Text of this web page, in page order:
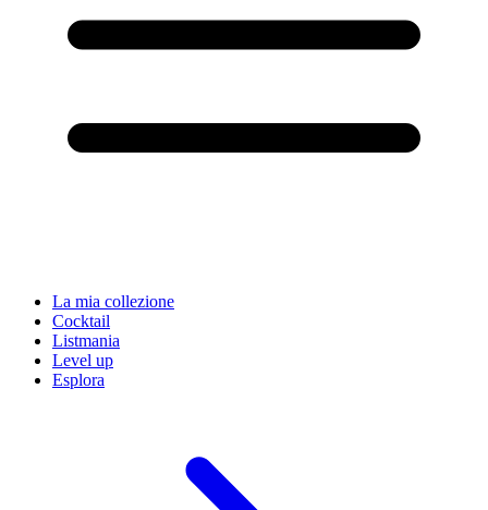
La mia collezione
Cocktail
Listmania
Level up
Esplora